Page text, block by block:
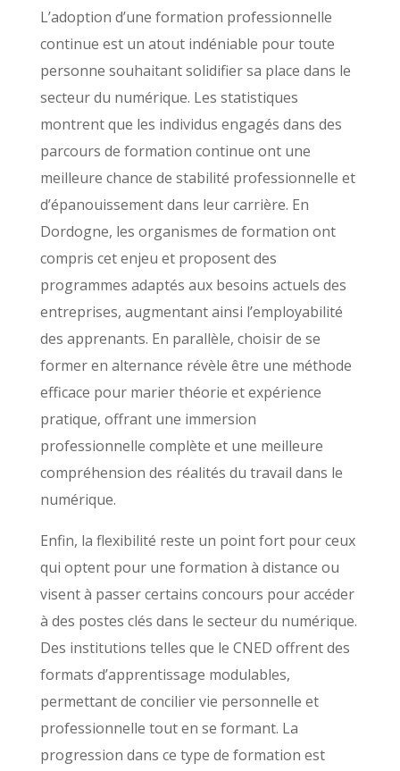
L’adoption d’une formation professionnelle
continue est un atout indéniable pour toute
personne souhaitant solidifier sa place dans le
secteur du numérique. Les statistiques
montrent que les individus engagés dans des
parcours de formation continue ont une
meilleure chance de stabilité professionnelle et
d’épanouissement dans leur carrière. En
Dordogne, les organismes de formation ont
compris cet enjeu et proposent des
programmes adaptés aux besoins actuels des
entreprises, augmentant ainsi l’employabilité
des apprenants. En parallèle, choisir de se
former en alternance révèle être une méthode
efficace pour marier théorie et expérience
pratique, offrant une immersion
professionnelle complète et une meilleure
compréhension des réalités du travail dans le
numérique.
Enfin, la flexibilité reste un point fort pour ceux
qui optent pour une formation à distance ou
visent à passer certains concours pour accéder
à des postes clés dans le secteur du numérique.
Des institutions telles que le CNED offrent des
formats d’apprentissage modulables,
permettant de concilier vie personnelle et
professionnelle tout en se formant. La
progression dans ce type de formation est